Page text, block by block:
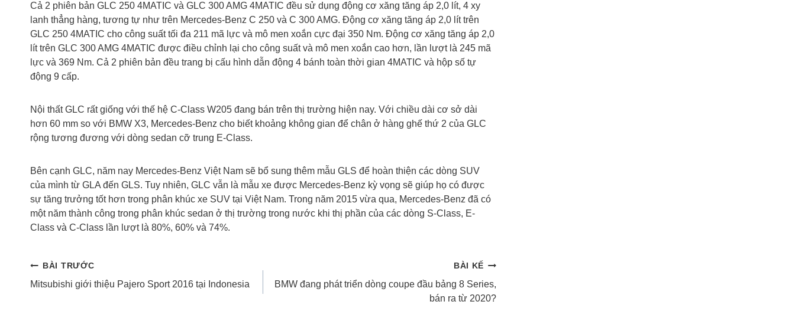
Cả 2 phiên bản GLC 250 4MATIC và GLC 300 AMG 4MATIC đều sử dụng động cơ xăng tăng áp 2,0 lít, 4 xy
lanh thẳng hàng, tương tự như trên Mercedes-Benz C 250 và C 300 AMG. Động cơ xăng tăng áp 2,0 lít trên
GLC 250 4MATIC cho công suất tối đa 211 mã lực và mô men xoắn cực đại 350 Nm. Động cơ xăng tăng áp 2,0
lít trên GLC 300 AMG 4MATIC được điều chỉnh lại cho công suất và mô men xoắn cao hơn, lần lượt là 245 mã
lực và 369 Nm. Cả 2 phiên bản đều trang bị cấu hình dẫn động 4 bánh toàn thời gian 4MATIC và hộp số tự
động 9 cấp.
Nội thất GLC rất giống với thế hệ C-Class W205 đang bán trên thị trường hiện nay. Với chiều dài cơ sở dài
hơn 60 mm so với BMW X3, Mercedes-Benz cho biết khoảng không gian để chân ở hàng ghế thứ 2 của GLC
rộng tương đương với dòng sedan cỡ trung E-Class.
Bên cạnh GLC, năm nay Mercedes-Benz Việt Nam sẽ bổ sung thêm mẫu GLS để hoàn thiện các dòng SUV
của mình từ GLA đến GLS. Tuy nhiên, GLC vẫn là mẫu xe được Mercedes-Benz kỳ vọng sẽ giúp họ có được
sự tăng trưởng tốt hơn trong phân khúc xe SUV tại Việt Nam. Trong năm 2015 vừa qua, Mercedes-Benz đã có
một năm thành công trong phân khúc sedan ở thị trường trong nước khi thị phần của các dòng S-Class, E-
Class và C-Class lần lượt là 80%, 60% và 74%.
Điều
BÀI TRƯỚC
Mitsubishi giới thiệu Pajero Sport 2016 tại Indonesia
BÀI KẾ
BMW đang phát triển dòng coupe đầu bảng 8 Series,
bán ra từ 2020?